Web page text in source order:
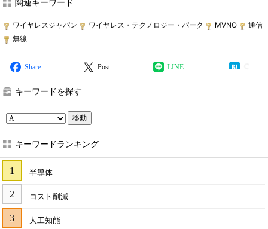
関連キーワード
ワイヤレスジャパン ワイヤレス・テクノロジー・パーク MVNO
通信
無線
Share Post LINE
キーワードを探す
移動
キーワードランキング
半導体
コスト削減
人工知能